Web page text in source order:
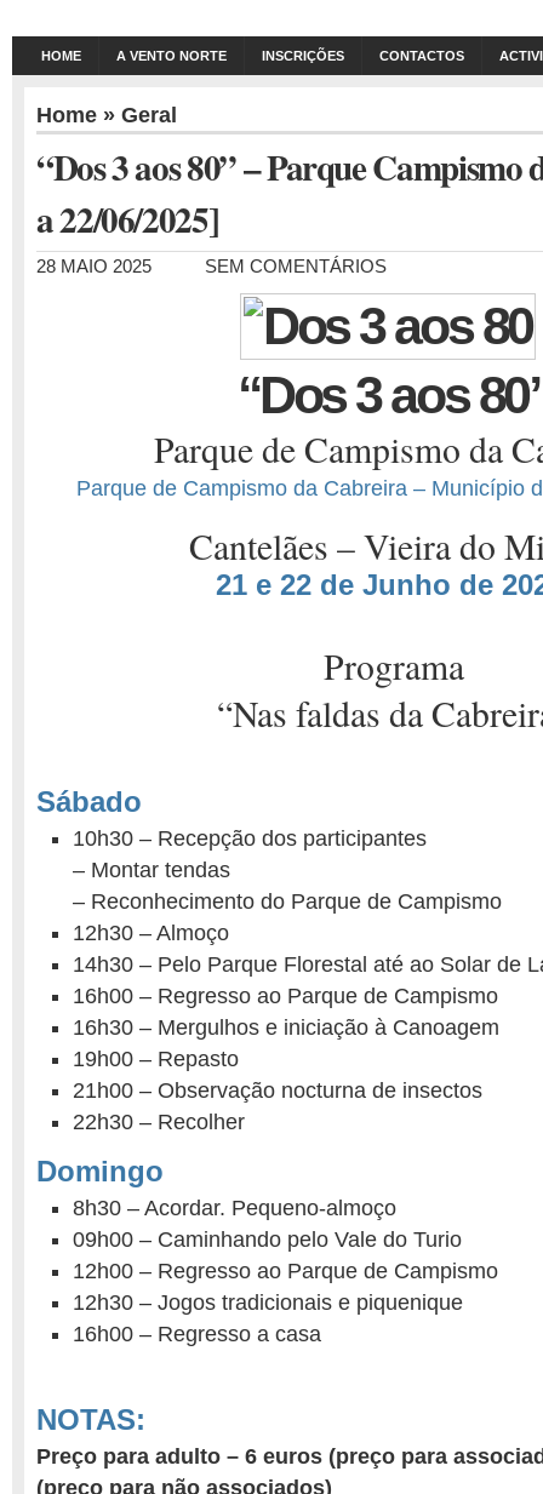
HOME A VENTO NORTE INSCRIÇÕES CONTACTOS
Home » Geral
“Dos 3 aos 80” – Parque
a 22/06/2025]
28 MAIO 2025 SEM COMENTÁRIOS
“Dos 3 aos
Parque de Campismo da
Parque de Campismo da Cabreira – Município
Cantelães – Vieira do
21 e 22 de Junho de
Programa
“Nas faldas da
Sábado
10h30 – Recepção dos participantes
– Montar tendas
– Reconhecimento do Parque de Campismo
12h30 – Almoço
14h30 – Pelo Parque Florestal até ao Solar de
16h00 – Regresso ao Parque de Campismo
16h30 – Mergulhos e iniciação à Canoagem
19h00 – Repasto
21h00 – Observação nocturna de insectos
22h30 – Recolher
Domingo
8h30 – Acordar. Pequeno-almoço
09h00 – Caminhando pelo Vale do Turio
12h00 – Regresso ao Parque de Campismo
12h30 – Jogos tradicionais e piquenique
16h00 – Regresso a casa
NOTAS:
Preço para adulto – 6 euros (preço para
(preço para não associados)